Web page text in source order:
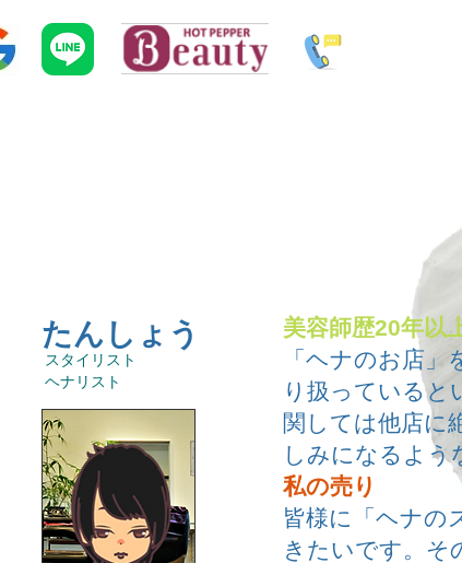
​たんしょう
美容師歴20年以
「ヘナのお店
り扱っていると
関しては他店に
しみになるよう
私の売り
皆様に「ヘナの
きたいです。そ
​スタイリスト
​ヘナリスト